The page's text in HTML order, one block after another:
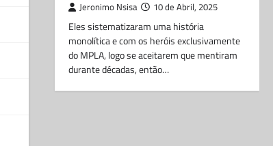
Jeronimo Nsisa 10 de Abril, 2025
Eles sistematizaram uma história
monolítica e com os heróis exclusivamente
do MPLA, logo se aceitarem que mentiram
durante décadas, então…